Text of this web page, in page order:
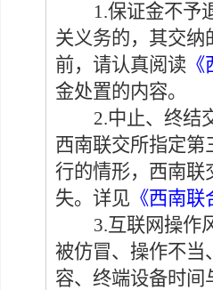
1.保证金不予
关义务的， 其交纳
前，请认真阅读
金处置的内容。
2.中止、终结
西南联交所指定第
行的情形，西南联
失。 详见 《西南
3.互联网操作
被仿冒、 操作不当
容、 终端设备时间